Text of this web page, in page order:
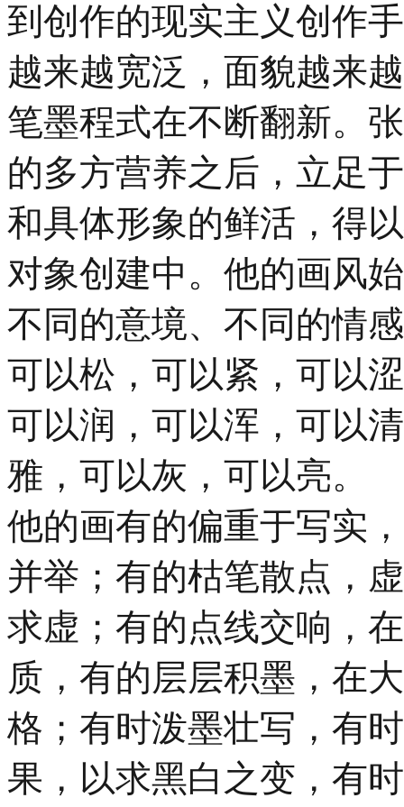
到创作的现实主义创作
越来越宽泛，面貌越来
笔墨程式在不断翻新。
的多方营养之后，立足
和具体形象的鲜活，得
对象创建中。他的画风
不同的意境、不同的情
可以松，可以紧，可以
可以润，可以浑，可以
雅，可以灰，可以亮。
他的画有的偏重于写实
并举；有的枯笔散点，
求虚；有的点线交响，
质，有的层层积墨，在
格；有时泼墨壮写，有
果，以求黑白之变，有